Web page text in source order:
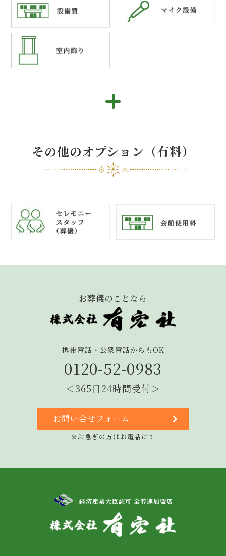
その他のオプション（有料）
お葬儀のことなら
携帯電話・公衆電話からもOK
0120-52-0983
＜365日24時間受付＞
お問い合せフォーム
※お急ぎの方はお電話にて
経済産業大臣認可 全葬連加盟店